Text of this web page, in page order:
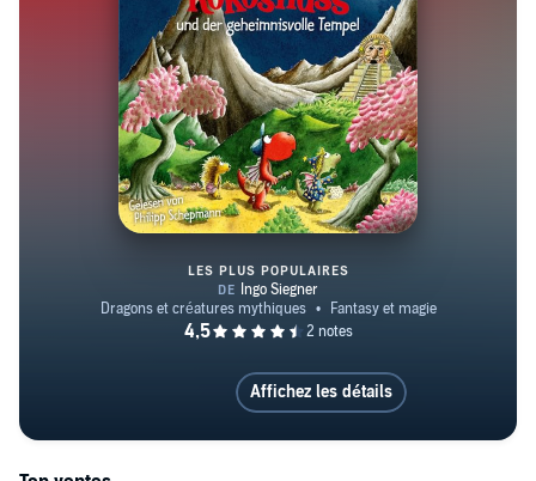
Der kleine Drache Kokosnuss
LES PLUS POPULAIRES
Affichez les détails